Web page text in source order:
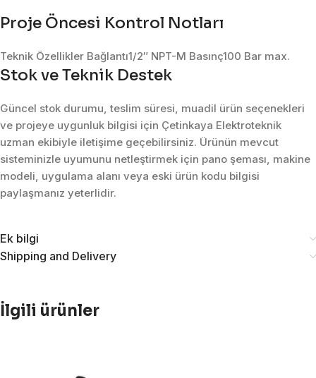
Proje Öncesi Kontrol Notları
Teknik Özellikler Bağlantı1/2″ NPT-M Basınç100 Bar max.
Stok ve Teknik Destek
Güncel stok durumu, teslim süresi, muadil ürün seçenekleri
ve projeye uygunluk bilgisi için Çetinkaya Elektroteknik
uzman ekibiyle iletişime geçebilirsiniz. Ürünün mevcut
sisteminizle uyumunu netleştirmek için pano şeması, makine
modeli, uygulama alanı veya eski ürün kodu bilgisi
paylaşmanız yeterlidir.
Ek bilgi
Shipping and Delivery
İlgili ürünler